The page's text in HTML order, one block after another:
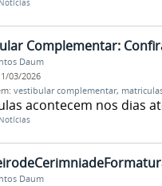
Notícias
Complementar:
Daum
03/2026
vestibular complementar,
acontecem nos dias
Notícias
Daum